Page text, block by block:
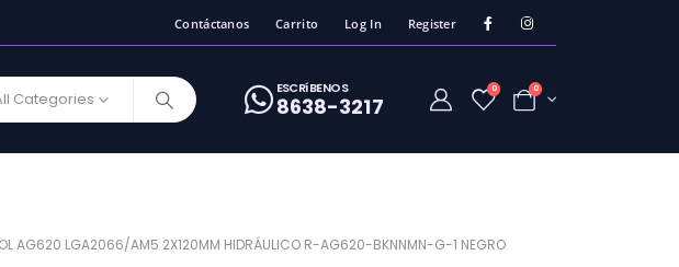
Contáctanos Carrito Log In Register
Categories
ESCRíBENOS
8638-3217
0 0
AG620 LGA2066/AM5 2X120MM HIDRÁULICO R-AG620-BKNNMN-G-1 NEGRO